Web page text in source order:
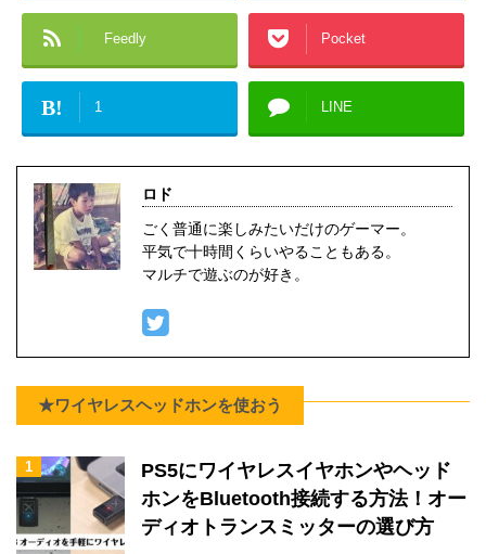
Feedly Pocket
B! 1 LINE
ロド
ごく普通に楽しみたいだけのゲーマー。
平気で十時間くらいやることもある。
マルチで遊ぶのが好き。
★ワイヤレスヘッドホンを使おう
1
PS5にワイヤレスイヤホンやヘッド
ホンをBluetooth接続する方法！オー
ディオトランスミッターの選び方